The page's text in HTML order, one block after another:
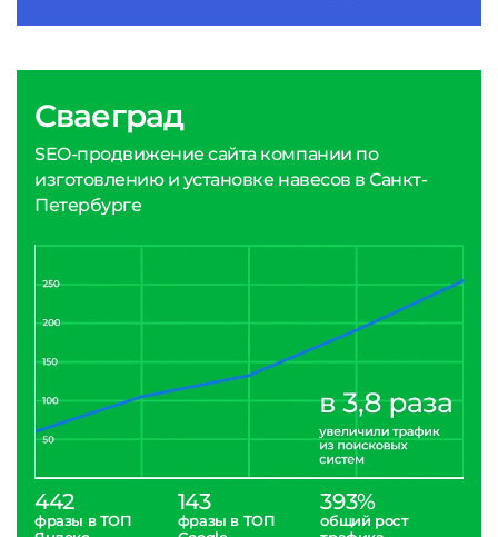
Сваеград
SEO-продвижение сайта компании по
изготовлению и установке навесов в Санкт-
Петербурге
442
фразы в ТОП
143
фразы в ТОП
393%
общий рост